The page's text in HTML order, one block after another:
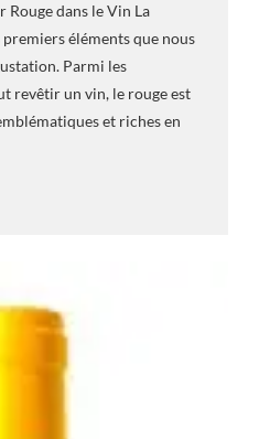
Rouge dans le Vin La
éléments que nous
Parmi les
revêtir un vin, le rouge est
et riches en